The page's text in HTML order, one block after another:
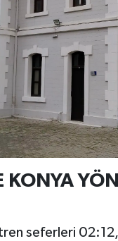
KONYA
seferleri